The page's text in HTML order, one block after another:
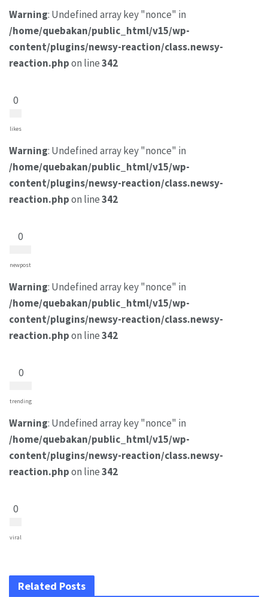
Warning: Undefined array key "nonce" in
/home/quebakan/public_html/v15/wp-
content/plugins/newsy-reaction/class.newsy-
reaction.phpon line342
0
likes
Warning: Undefined array key "nonce" in
/home/quebakan/public_html/v15/wp-
content/plugins/newsy-reaction/class.newsy-
reaction.phpon line342
0
newpost
Warning: Undefined array key "nonce" in
/home/quebakan/public_html/v15/wp-
content/plugins/newsy-reaction/class.newsy-
reaction.phpon line342
0
trending
Warning: Undefined array key "nonce" in
/home/quebakan/public_html/v15/wp-
content/plugins/newsy-reaction/class.newsy-
reaction.phpon line342
0
viral
Related Posts